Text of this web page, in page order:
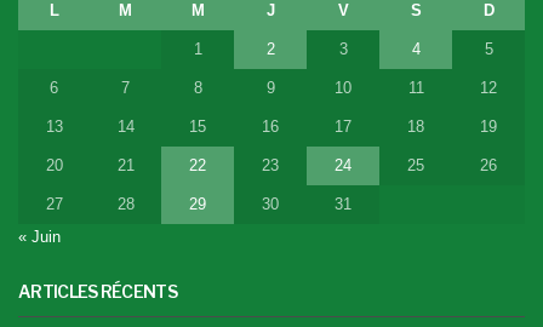
L M M J V S D
1 2 3 4 5
6 7 8 9 10 11 12
13 14 15 16 17 18 19
20 21 22 23 24 25 26
27 28 29 30
31
« Juin
ARTICLES RÉCENTS